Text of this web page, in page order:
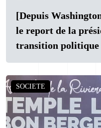
[Depuis
le report de la
transition politique
SOCIETE